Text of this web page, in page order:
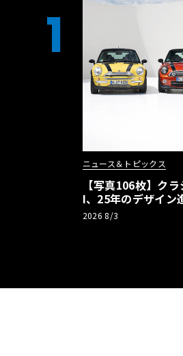
1
ニュース＆トピックス
【写真106枚】ク
I、25年のデザイン
2026 8/3